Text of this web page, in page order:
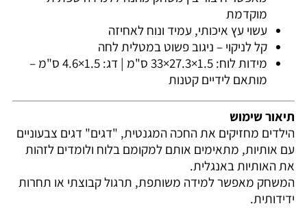
מוקדמת
עשוי עץ איכותי, עמיד ונוח לאחיזה
קל לניקוי – ניגוב פשוט במטלית לחה
מידות לוח: ‎33×27.3×1.5 ס"מ | דג: ‎4.6×1.5 ס"מ –
מותאם לידיים קטנות
תיאור שימוש
הילדים מחזיקים את החכה המגנטית, "דגים" דגים צבעוניים
עם אותיות, מתאימים אותם למקומם בלוח ולומדים לזהות
את האותיות באנגלית.
המשחק מאפשר למידה משותפת, תרגול קבוצתי או תחרות
ידידותית.